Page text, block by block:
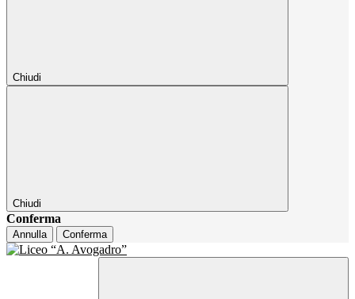
Chiudi
Chiudi
Conferma
Annulla Conferma